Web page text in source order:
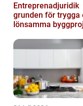
Entreprenadjuridik
grunden för trygga
lönsamma